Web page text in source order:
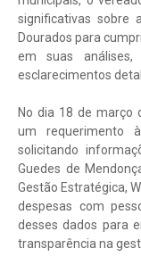
significativas sobre
Dourados para
em suas
esclarecimentos
No dia 18 de março
um requerimento
solicitando
Guedes de
Gestão Estratégica,
despesas com
desses dados para
transparência na